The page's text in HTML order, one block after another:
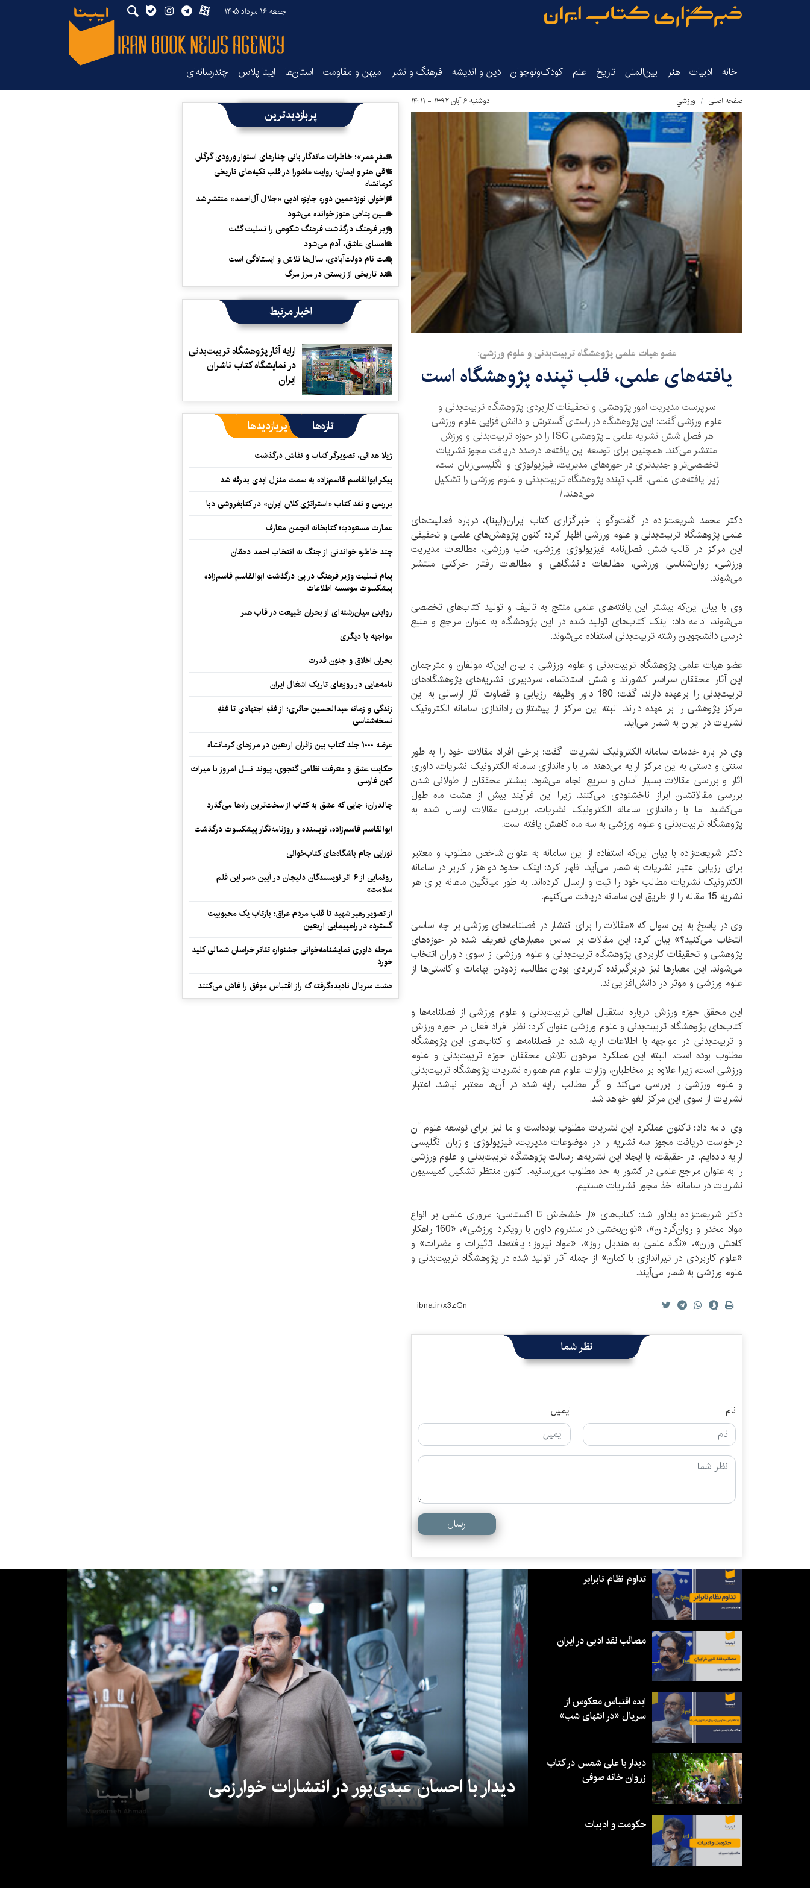
جمعه ۱۶ مرداد ۱۴۰۵
خانه ادبیات هنر بین‌الملل تاریخ‌ علم کودک‌ونوجوان دین و اندیشه فرهنگ و نشر میهن و مقاومت استان‌ها ایبنا پلاس چندرسانه‌ای
صفحه اصلی ورزشي دوشنبه ۶ آبان ۱۳۹۲ - ۱۴:۱۱
عضو هیات علمی پژوهشگاه تربیت‌بدنی و علوم ورزشی:
یافته‌های علمی، قلب تپنده پژوهشگاه است
سرپرست مدیریت امور پژوهشی و تحقیقات کاربردی پژوهشگاه تربیت‌بدنی و
علوم ورزشی گفت: این پژوهشگاه در راستای گسترش و دانش‌افزایی علوم ورزشی
هر فصل شش نشریه علمی ـ پژوهشی ISC را در حوزه تربیت‌بدنی و ورزش
منتشر می‌کند. همچنین برای توسعه این یافته‌ها درصدد دریافت مجوز نشریات
تخصصی‌تر و جدیدتری در حوزه‌های مدیریت، فیزیولوژی و انگلیسی‌زبان است،
زیرا یافته‌های علمی، قلب تپنده پژوهشگاه تربیت‌بدنی و علوم ورزشی را تشکیل
می‌دهند./
دکتر محمد شریعت‌زاده در گفت‌وگو با خبرگزاری کتاب ایران(ایبنا)، درباره فعالیت‌های
علمی پژوهشگاه تربیت‌بدنی و علوم ورزشی اظهار کرد: اکنون پژوهش‌های علمی و تحقیقی
این مرکز در قالب شش فصل‌نامه فیزیولوژی ورزشی، طب ورزشی، مطالعات مدیریت
ورزشی، روان‌شناسی ورزشی، مطالعات دانشگاهی و مطالعات رفتار حرکتی منتشر
می‌شوند.
وی با بیان این‌که بیشتر این یافته‌های علمی منتج به تالیف و تولید کتاب‌های تخصصی
می‌شوند، ادامه داد: اینک کتاب‌های تولید شده در این پژوهشگاه به عنوان مرجع و منبع
درسی دانشجویان رشته تربیت‌بدنی استفاده می‌شوند.
عضو هیات علمی پژوهشگاه تربیت‌بدنی و علوم ورزشی با بیان این‌که مولفان و مترجمان
این آثار محققان سراسر کشورند و شش استادتمام، سردبیری نشریه‌های پژوهشگاه‌های
تربیت‌بدنی را برعهده دارند، گفت: 180 داور وظیفه ارزیابی و قضاوت آثار ارسالی به این
مرکز پژوهشی را بر عهده دارند. البته این مرکز از پیشتازان راه‌اندازی سامانه الکترونیک
نشریات در ایران به شمار می‌آید.
وی در باره خدمات سامانه الکترونیک نشریات گفت: برخی افراد مقالات خود را به طور
سنتی و دستی به این مرکز ارایه می‌دهند اما با راه‌اندازی سامانه الکترونیک نشریات، داوری
آثار و بررسی مقالات بسیار آسان و سریع انجام می‌شود. بیشتر محققان از طولانی شدن
بررسی مقالاتشان ابراز ناخشنودی می‌کنند، زیرا این فرآیند بیش از هشت ماه طول
می‌کشید اما با راه‌اندازی سامانه الکترونیک نشریات، بررسی مقالات ارسال شده به
پژوهشگاه تربیت‌بدنی و علوم ورزشی به سه ماه کاهش یافته است.
دکتر شریعت‌زاده با بیان این‌که استفاده از این سامانه به عنوان شاخص مطلوب و معتبر
برای ارزیابی اعتبار نشریات به شمار می‌آید، اظهار کرد: اینک حدود دو هزار کاربر در سامانه
الکترونیک نشریات مطالب خود را ثبت و ارسال کرده‌اند. به طور میانگین ماهانه برای هر
نشریه 15 مقاله را از طریق این سامانه دریافت می‌کنیم.
وی در پاسخ به این سوال که «مقالات را برای انتشار در فصلنامه‌های ورزشی بر چه اساسی
انتخاب می‌کنید؟» بیان کرد: این مقالات بر اساس معیارهای تعریف شده در حوزه‌های
پژوهشی و تحقیقات کاربردی پژوهشگاه تربیت‌بدنی و علوم ورزشی از سوی داوران اتنخاب
می‌شوند. این معیارها نیز دربرگیرنده کاربردی بودن مطالب، زدودن ابهامات و کاستی‌ها از
علوم ورزشی و موثر در دانش‌افزایی‌اند.
این محقق حوزه ورزش درباره استقبال اهالی تربیت‌بدنی و علوم ورزشی از فصلنامه‌ها و
کتاب‌های پژوهشگاه تربیت‌بدنی و علوم ورزشی عنوان کرد: نظر افراد فعال در حوزه ورزش
و تربیت‌بدنی در مواجهه با اطلاعات ارایه شده در فصلنامه‌ها و کتاب‌های این پژوهشگاه
مطلوب بوده است. البته این عملکرد مرهون تلاش محققان حوزه تربیت‌بدنی و علوم
ورزشی است، زیرا علاوه بر مخاطبان، وزارت علوم هم همواره نشریات پژوهشگاه تربیت‌بدنی
و علوم ورزشی را بررسی می‌کند و اگر مطالب ارایه شده در آن‌ها معتبر نباشد،‌ اعتبار
نشریات از سوی این مرکز لغو خواهد شد.
وی ادامه داد: تاکنون عملکرد این نشریات مطلوب بوده‌است و ما نیز برای توسعه علوم آن
درخواست دریافت مجوز سه نشریه را در موضوعات مدیریت، فیزیولوژی و زبان انگلیسی
ارایه داده‌ایم. در حقیقت، با ایجاد این نشریه‌ها رسالت پژوهشگاه تربیت‌بدنی و علوم ورزشی
را به عنوان مرجع علمی در کشور به حد مطلوب می‌رسانیم. اکنون منتظر تشکیل کمیسیون
نشریات در سامانه اخذ مجوز نشریات هستیم.
دکتر شریعت‌زاده یادآور شد: کتاب‌های «از خشخاش تا اکستاسی: مروری علمی بر انواع
مواد مخدر و روان‌گردان»، «توان‌بخشی در سندروم داون با رویکرد ورزشی»، «160 راهکار
کاهش وزن»، «نگاه علمی به هندبال روز»، «مواد نیروزا؛ یافته‌ها، تاثیرات و مضرات» و
«علوم کاربردی در تیراندازی با کمان» از جمله آثار تولید شده در پژوهشگاه تربیت‌بدنی و
علوم ورزشی به شمار می‌آیند.
نظر شما
نام ایمیل
ارسال
پربازدیدترین
«سفرِ عمر»؛ خاطرات ماندگار بانی چنارهای استوار ورودی گرگان
تلاقی هنر و ایمان؛ روایت عاشورا در قلب تکیه‌های تاریخی
کرمانشاه
فراخوان نوزدهمین دوره جایزه ادبی «جلال آل‌احمد» منتشر شد
حسین پناهی هنوز خوانده می‌شود
وزیر فرهنگ درگذشت فرهنگ شکوهی را تسلیت گفت
سامسای عاشق، آدم می‌شود
پشت نام دولت‌آبادی، سال‌ها تلاش و ایستادگی است
سند تاریخی از زیستن در مرز مرگ
اخبار مرتبط
ارایه آثار پژوهشگاه تربیت‌بدنی
در نمایشگاه کتاب ناشران
ایران
تازه‌ها پربازدیدها
ژیلا هدائی، تصویرگر کتاب و نقاش درگذشت
پیکر ابوالقاسم قاسم‌زاده به سمت منزل ابدی بدرقه شد
بررسی و نقد کتاب «استراتژی کلان ایران» در کتابفروشی دبا
عمارت مسعودیه؛ کتابخانه انجمن معارف
چند خاطره خواندنی از جنگ به انتخاب احمد دهقان
پیام تسلیت وزیر فرهنگ در پی درگذشت ابوالقاسم قاسم‌زاده
پیشکسوت موسسه اطلاعات
روایتی میان‌رشته‌ای از بحران طبیعت در قاب هنر
مواجهه با دیگری
بحران اخلاق و جنون قدرت
نامه‌هایی در روزهای تاریک اشغال ایران
زندگی و زمانه عبدالحسین حائری؛ از فقهِ اجتهادی تا فقهِ
نسخه‌شناسی
عرضه ۱۰۰۰ جلد کتاب بین زائران اربعین در مرزهای کرمانشاه
حکایت عشق و معرفت نظامی گنجوی، پیوند نسل امروز با میراث
کهن فارسی
چالدران؛ جایی که عشق به کتاب از سخت‌ترین راه‌ها می‌گذرد
ابوالقاسم قاسم‌زاده، نویسنده و روزنامه‌نگار پیشکسوت درگذشت
نوزایی جام باشگاه‌های کتاب‌خوانی
رونمایی از ۶ اثر نویسندگان دلیجان در آیین «سر این قلم
سلامت»
از تصویر رهبر شهید تا قلب مردم عراق؛ بازتاب یک محبوبیت
گسترده در راهپیمایی اربعین
مرحله داوری نمایشنامه‌خوانی جشنواره تئاتر خراسان شمالی کلید
خورد
هشت سریال نادیده‌گرفته که راز اقتباس موفق را فاش می‌کنند
دیدار با احسان عبدی‌پور در انتشارات خوارزمی
تداوم نظام نابرابر
مصائب نقد ادبی در ایران
ایده اقتباس معکوس از
سریال «در انتهای شب»
دیدار با علی شمس در کتاب
زروان خانه صوفی
حکومت و ادبیات